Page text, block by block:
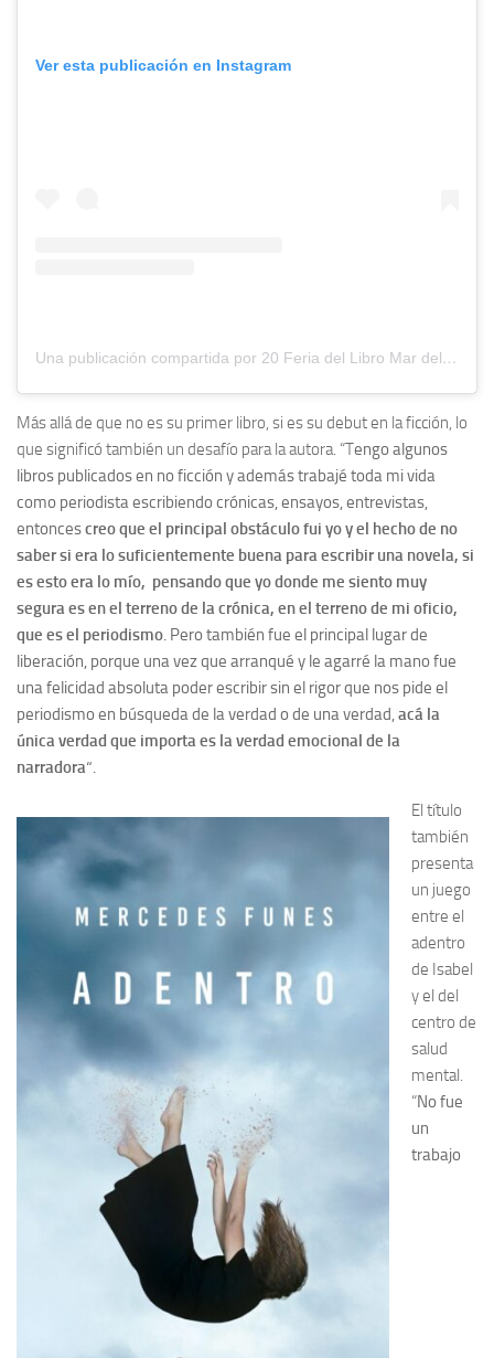
Ver esta publicación en Instagram
Una publicación compartida por 20 Feria del Libro Mar del Plata Puerto de Lectura (@feriadellibromdp)
Más allá de que no es su primer libro, si es su debut en la ficción, lo
que significó también un desafío para la autora. “Tengo algunos
libros publicados en no ficción y además trabajé toda mi vida
como periodista escribiendo crónicas, ensayos, entrevistas,
entoncescreo que el principal obstáculo fui yo y el hecho de no
saber si era lo suficientemente buena para escribir una novela, si
es esto era lo mío, pensando que yo donde me siento muy
segura es en el terreno de la crónica, en el terreno de mi oficio,
que es el periodismo. Pero también fue el principal lugar de
liberación, porque una vez que arranqué y le agarré la mano fue
una felicidad absoluta poder escribir sin el rigor que nos pide el
periodismo en búsqueda de la verdad o de una verdad,acá la
única verdad que importa es la verdad emocional de la
narradora“.
El título
también
presenta
un juego
entre el
adentro
de Isabel
y el del
centro de
salud
mental.
“No fue
un
trabajo